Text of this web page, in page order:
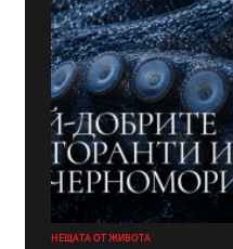
НЕЩАТА ОТ ЖИВОТА